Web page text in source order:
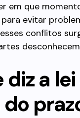
em que
evitar
conflitos
diz a